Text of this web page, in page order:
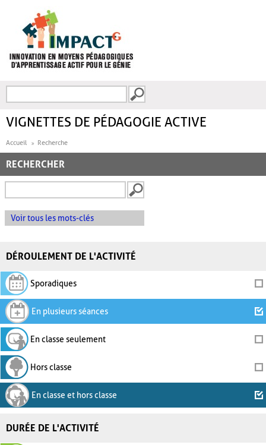
FORMULAIRE DE
VIGNETTES DE PÉDAGOGIE ACTIVE
Accueil Recherche
RECHERCHER
Voir tous les mots-clés
DÉROULEMENT DE L'ACTIVITÉ
Sporadiques
En plusieurs séances
En classe seulement
Hors classe
En classe et hors classe
DURÉE DE L'ACTIVITÉ